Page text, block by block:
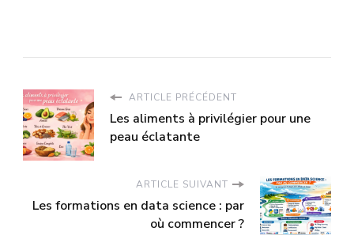
ARTICLE PRÉCÉDENT
Les aliments à privilégier pour une
peau éclatante
ARTICLE SUIVANT
Les formations en data science : par
où commencer ?